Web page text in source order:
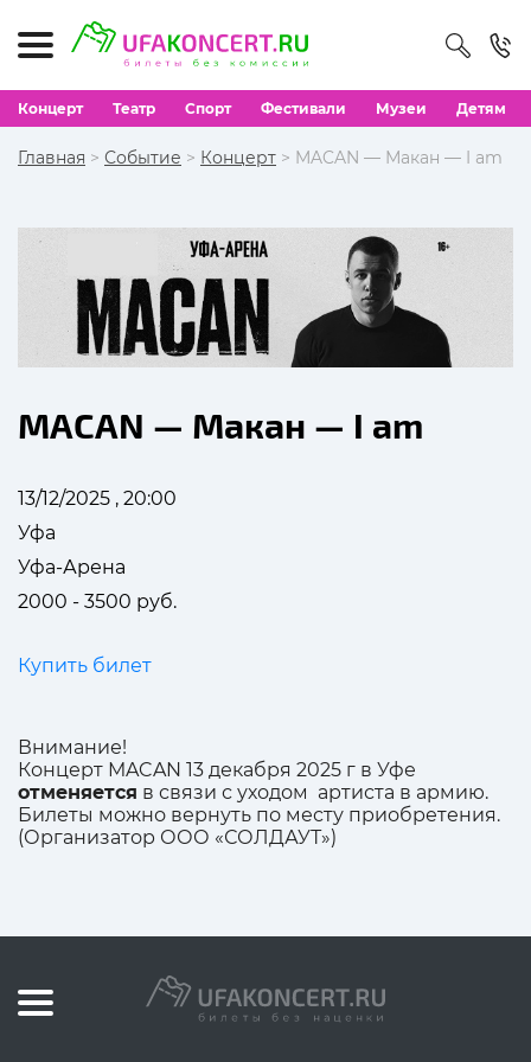
Концерт Театр Спорт Фестивали Музеи Детям
Главная > Событие > Концерт > MACAN — Макан — I am
MACAN — Макан — I am
13/12/2025 , 20:00
Уфа
Уфа-Арена
2000 - 3500 руб.
Купить билет
Внимание!
Концерт MACAN 13 декабря 2025 г в Уфе
отменяется в связи с уходом артиста в армию.
Билеты можно вернуть по месту приобретения.
(Организатор ООО «СОЛДАУТ»)